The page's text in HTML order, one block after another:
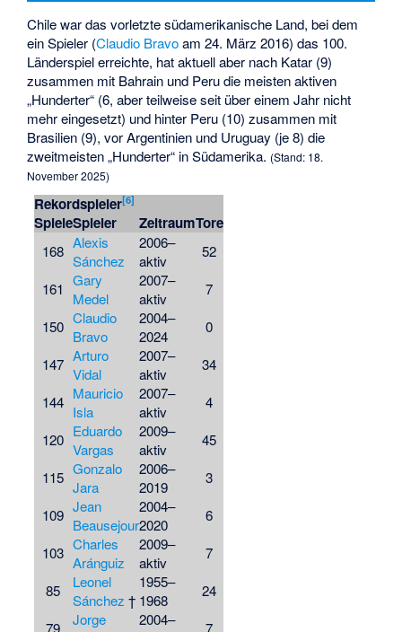
Chile war das vorletzte südamerikanische Land, bei dem
ein Spieler (Claudio Bravoam 24. März 2016) das 100.
Länderspiel erreichte, hat aktuell aber nach Katar (9)
zusammen mit Bahrain und Peru die meisten aktiven
„Hunderter“ (6, aber teilweise seit über einem Jahr nicht
mehr eingesetzt) und hinter Peru (10) zusammen mit
Brasilien (9), vor Argentinien und Uruguay (je 8) die
zweitmeisten „Hunderter“ in Südamerika. (Stand: 18.
November 2025)
Rekordspieler[6]
SpieleSpieler ZeitraumTore
168 Alexis
Sánchez
2006–
aktiv
52
161 Gary
Medel
2007–
aktiv
7
150 Claudio
Bravo
2004–
2024
0
147 Arturo
Vidal
2007–
aktiv
34
144 Mauricio
Isla
2007–
aktiv
4
120 Eduardo
Vargas
2009–
aktiv
45
115 Gonzalo
Jara
2006–
2019
3
109 Jean
Beausejour
2004–
2020
6
103 Charles
Aránguiz
2009–
aktiv
7
85
Leonel
Sánchez †
1955–
1968
24
79
Jorge
2004–
7